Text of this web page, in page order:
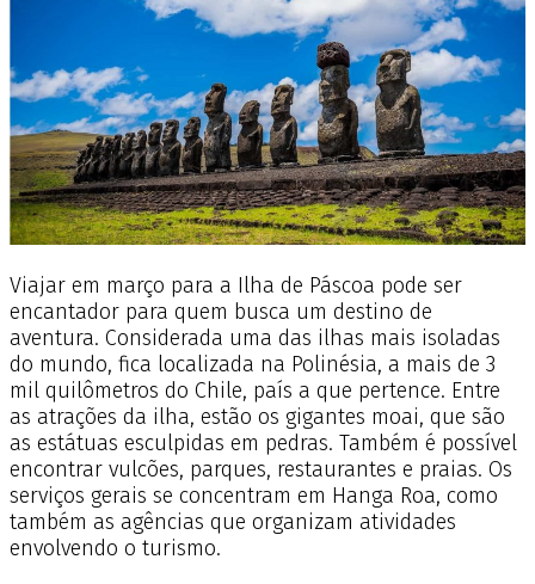
Viajar em março para a Ilha de Páscoa pode ser
encantador para quem busca um destino de
aventura. Considerada uma das ilhas mais isoladas
do mundo, fica localizada na Polinésia, a mais de 3
mil quilômetros do Chile, país a que pertence. Entre
as atrações da ilha, estão os gigantes moai, que são
as estátuas esculpidas em pedras. Também é possível
encontrar vulcões, parques, restaurantes e praias. Os
serviços gerais se concentram em Hanga Roa, como
também as agências que organizam atividades
envolvendo o turismo.